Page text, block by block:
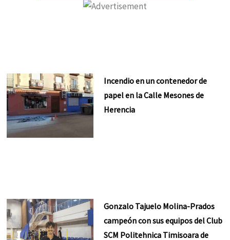
Incendio en un contenedor de
papel en la Calle Mesones de
Herencia
Gonzalo Tajuelo Molina-Prados
campeón con sus equipos del Club
SCM Politehnica Timisoara de